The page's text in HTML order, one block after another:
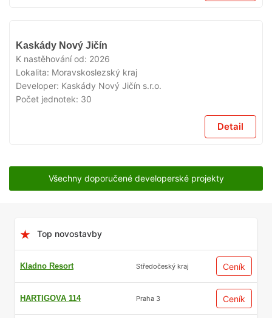
Kaskády Nový Jičín
K nastěhování od: 2026
Lokalita: Moravskoslezský kraj
Developer: Kaskády Nový Jičín s.r.o.
Počet jednotek: 30
Detail
Všechny doporučené developerské projekty
Top novostavby
Kladno Resort Středočeský kraj Ceník
HARTIGOVA 114 Praha 3 Ceník